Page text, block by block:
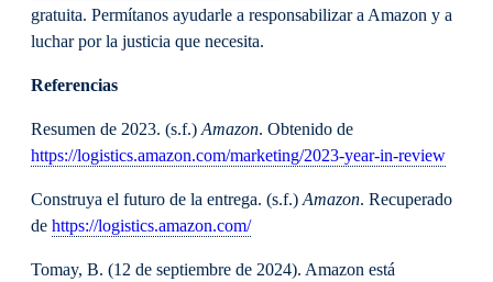
gratuita. Permítanos ayudarle a responsabilizar a Amazon y a
luchar por la justicia que necesita.
Referencias
Resumen de 2023. (s.f.)Amazon. Obtenido de
https://logistics.amazon.com/marketing/2023-year-in-review
Construya el futuro de la entrega. (s.f.)Amazon. Recuperado
de https://logistics.amazon.com/
Tomay, B. (12 de septiembre de 2024). Amazon está